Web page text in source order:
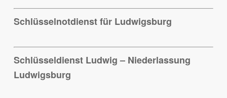
Schlüsselnotdienst für Ludwigsburg
Schlüsseldienst Ludwig – Niederlassung
Ludwigsburg